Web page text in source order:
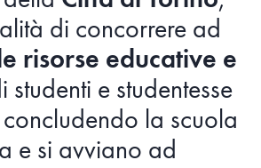
di concorrere ad
risorse educative e
studenti e studentesse
la scuola
e si avviano ad